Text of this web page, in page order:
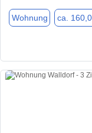
Wohnung ca.